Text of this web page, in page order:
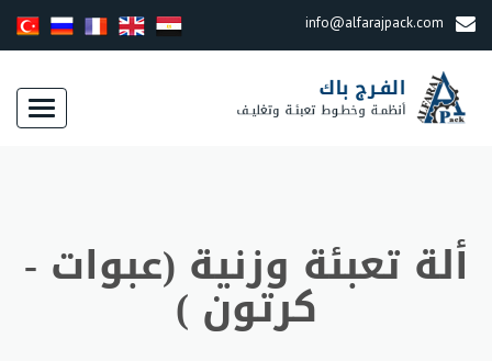
info@alfarajpack.com
ألة تعبئة وزنية (عبوات -
كرتون )